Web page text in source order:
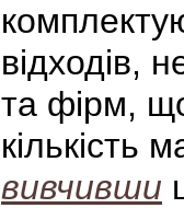
відходів,
та фірм,
кількість
вивчивши